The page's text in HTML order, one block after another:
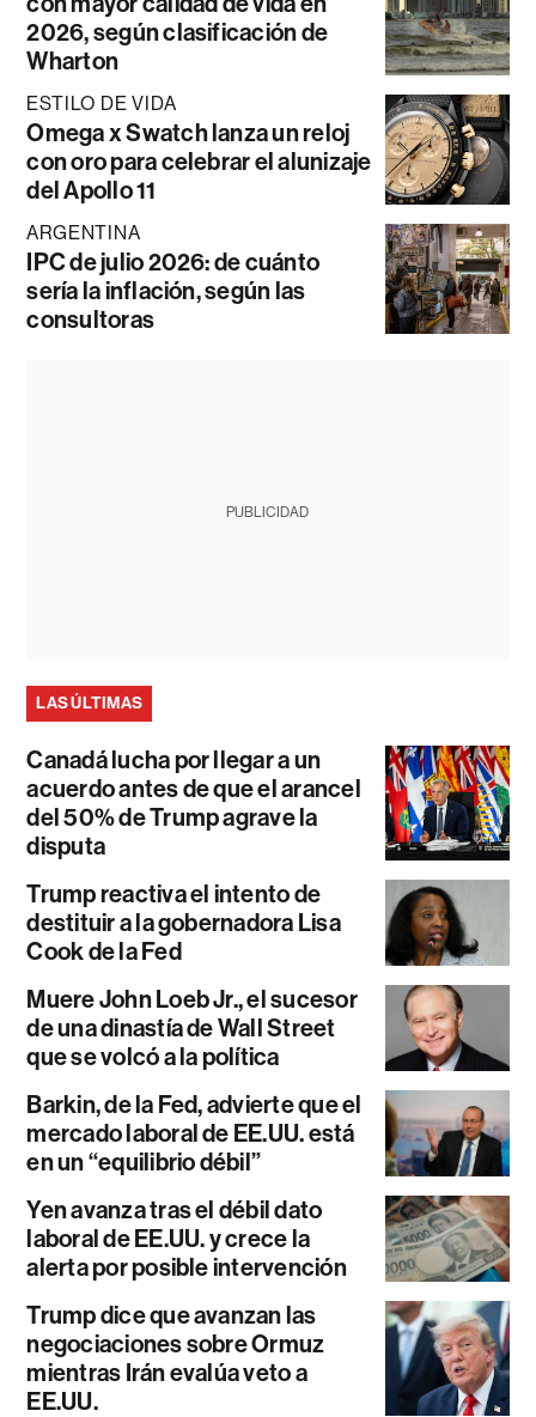
2026, según clasificación de
Wharton
ESTILO DE VIDA
Omega x Swatch lanza un reloj
con oro para celebrar el alunizaje
del Apollo 11
ARGENTINA
IPC de julio 2026: de cuánto
sería la inflación, según las
consultoras
PUBLICIDAD
LAS ÚLTIMAS
Canadá lucha por llegar a un
acuerdo antes de que el arancel
del 50% de Trump agrave la
disputa
Trump reactiva el intento de
destituir a la gobernadora Lisa
Cook de la Fed
Muere John Loeb Jr., el sucesor
de una dinastía de Wall Street
que se volcó a la política
Barkin, de la Fed, advierte que el
mercado laboral de EE.UU. está
en un “equilibrio débil”
Yen avanza tras el débil dato
laboral de EE.UU. y crece la
alerta por posible intervención
Trump dice que avanzan las
negociaciones sobre Ormuz
mientras Irán evalúa veto a
EE.UU.